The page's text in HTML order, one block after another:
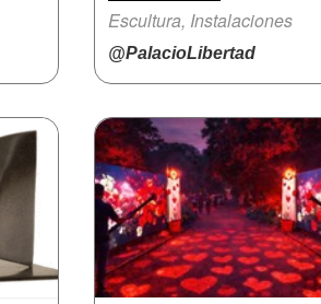
Escultura, Instalaciones
@PalacioLibertad